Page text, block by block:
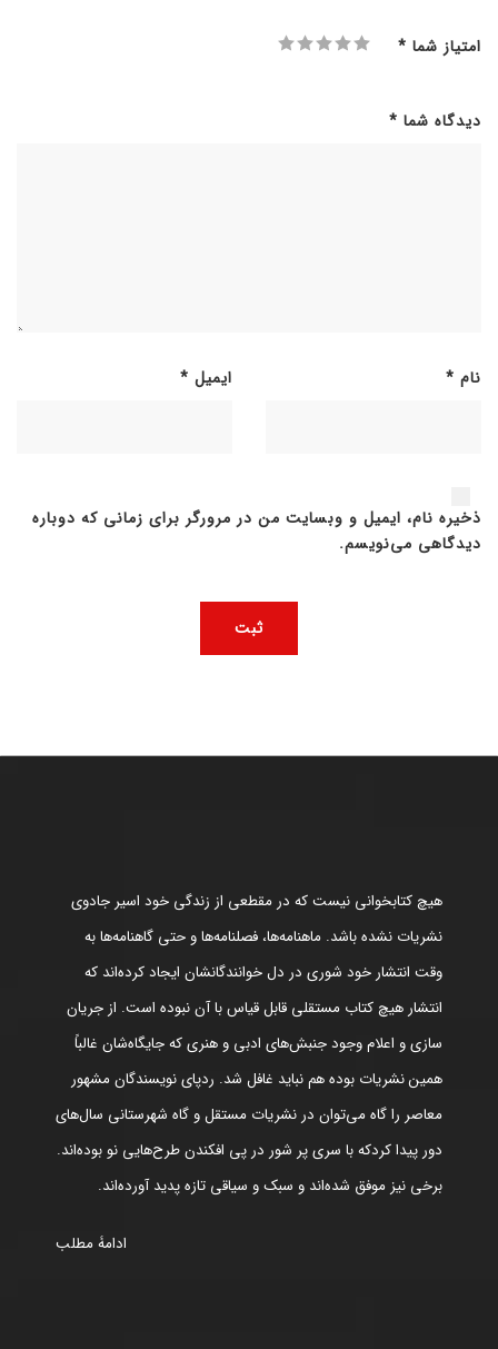
امتیاز شما *
دیدگاه شما *
نام * ایمیل *
ذخیره نام، ایمیل و وبسایت من در مرورگر برای زمانی که دوباره
دیدگاهی می‌نویسم.
هیچ کتابخوانی نیست که در مقطعی از زندگی خود اسیر جادوی
نشریات نشده باشد. ماهنامه‌ها، فصلنامه‌ها و حتی گاهنامه‌ها به
وقت انتشار خود شوری در دل خوانندگانشان ایجاد کرده‌اند که
انتشار هیچ کتاب مستقلی قابل قیاس با آن نبوده است. از جریان
سازی و اعلام وجود جنبش‌های ادبی و هنری که جایگاه‌شان غالباً
همین نشریات بوده هم نباید غافل شد. ردپای نویسندگان مشهور
معاصر را گاه می‌توان در نشریات مستقل و گاه شهرستانی سال‌های
دور پیدا کردکه با سری پر شور در پی افکندن طرح‌هایی نو بوده‌اند.
برخی نیز موفق شده‌اند و سبک و سیاقی تازه پدید آورده‌اند.
ادامۀ مطلب